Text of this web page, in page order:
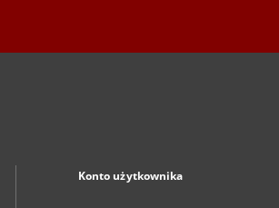
Konto użytkownika